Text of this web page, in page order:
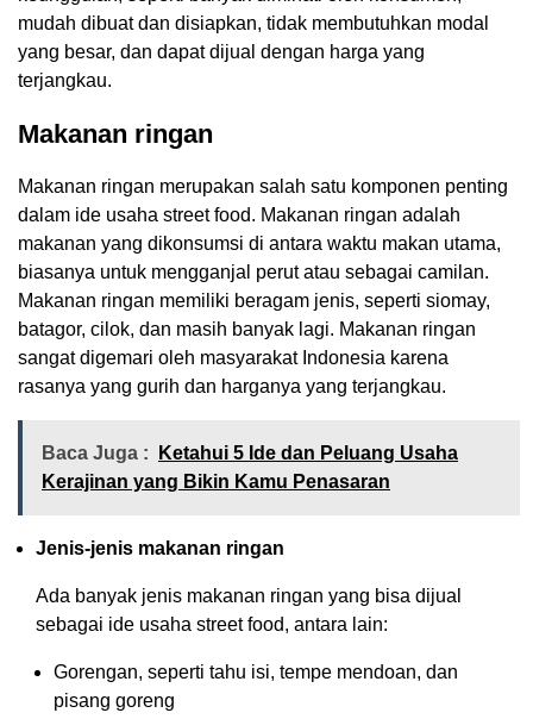
mudah dibuat dan disiapkan, tidak membutuhkan modal
yang besar, dan dapat dijual dengan harga yang
terjangkau.
Makanan ringan
Makanan ringan merupakan salah satu komponen penting
dalam ide usaha street food. Makanan ringan adalah
makanan yang dikonsumsi di antara waktu makan utama,
biasanya untuk mengganjal perut atau sebagai camilan.
Makanan ringan memiliki beragam jenis, seperti siomay,
batagor, cilok, dan masih banyak lagi. Makanan ringan
sangat digemari oleh masyarakat Indonesia karena
rasanya yang gurih dan harganya yang terjangkau.
Baca Juga :
Ketahui 5 Ide dan Peluang Usaha
Kerajinan yang Bikin Kamu Penasaran
Jenis-jenis makanan ringan
Ada banyak jenis makanan ringan yang bisa dijual
sebagai ide usaha street food, antara lain:
Gorengan, seperti tahu isi, tempe mendoan, dan
pisang goreng